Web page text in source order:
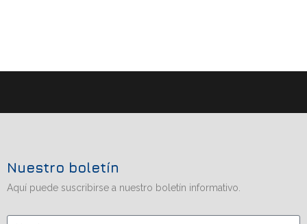
Nuestro boletín
Aquí puede suscribirse a nuestro boletín informativo.